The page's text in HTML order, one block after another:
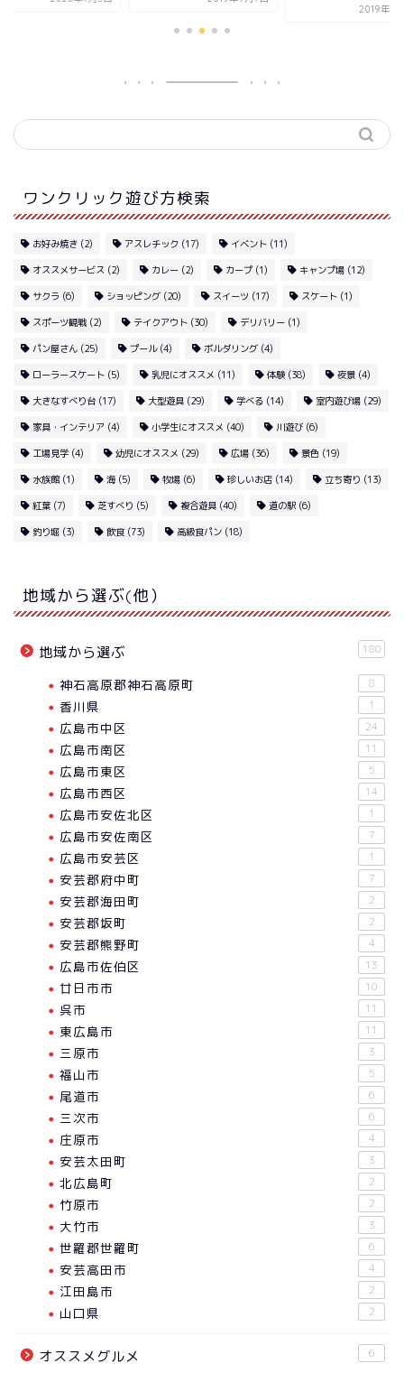
2019年7
ワンクリック遊び方検索
お好み焼き (2) アスレチック (17) イベント (11)
オススメサービス (2) カレー (2) カープ (1) キャンプ場 (12)
サクラ (6) ショッピング (20) スイーツ (17) スケート (1)
スポーツ観戦(2) テイクアウト (30) デリバリー (1)
パン屋さん (25) プール(4) ボルダリング (4)
ローラースケート (5) 乳児にオススメ (11) 体験 (38) 夜景 (4)
大きなすべり台 (17) 大型遊具 (29) 学べる (14) 室内遊び場 (29)
家具・インテリア (4) 小学生にオススメ (40) 川遊び (6)
工場見学 (4) 幼児にオススメ (29) 広場 (36) 景色 (19)
水族館(1) 海 (5) 牧場 (6) 珍しいお店 (14) 立ち寄り (13)
紅葉 (7) 芝すべり (5) 複合遊具 (40) 道の駅 (6)
釣り堀 (3) 飲食(73) 高級食パン (18)
地域から選ぶ(他）
地域から選ぶ 180
神石高原郡神石高原町 8
香川県 1
広島市中区 24
広島市南区 11
広島市東区 5
広島市西区 14
広島市安佐北区 1
広島市安佐南区 7
広島市安芸区 1
安芸郡府中町 7
安芸郡海田町 2
安芸郡坂町 2
安芸郡熊野町 4
広島市佐伯区 13
廿日市市 10
呉市 11
東広島市 11
三原市 3
福山市 5
尾道市 6
三次市 6
庄原市 4
安芸太田町 3
北広島町 2
竹原市 2
大竹市 3
世羅郡世羅町 6
安芸高田市 4
江田島市 2
山口県 2
オススメグルメ 6